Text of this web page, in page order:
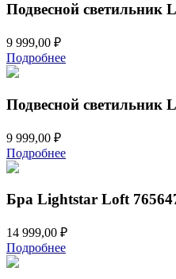
Подвесной светильник
9 999,00 ₽
Подробнее
Подвесной светильник
9 999,00 ₽
Подробнее
Бра Lightstar Loft
14 999,00 ₽
Подробнее